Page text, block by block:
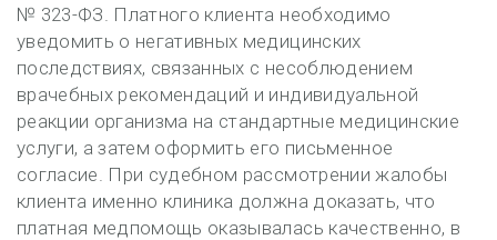
№ 323-ФЗ. Платного клиента необходимо
уведомить о негативных медицинских
последствиях, связанных с несоблюдением
врачебных рекомендаций и индивидуальной
реакции организма на стандартные медицинские
услуги, а затем оформить его письменное
согласие. При судебном рассмотрении жалобы
клиента именно клиника должна доказать, что
платная медпомощь оказывалась качественно, в